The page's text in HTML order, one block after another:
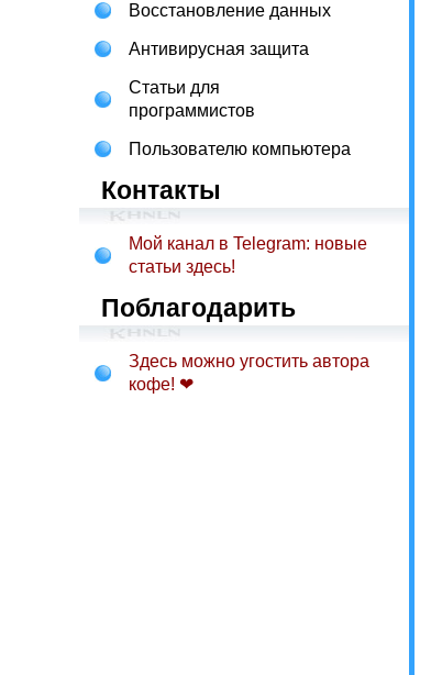
Восстановление данных
Антивирусная защита
Статьи для
программистов
Пользователю компьютера
Контакты
Мой канал в Telegram: новые
статьи здесь!
Поблагодарить
Здесь можно угостить автора
кофе! ❤